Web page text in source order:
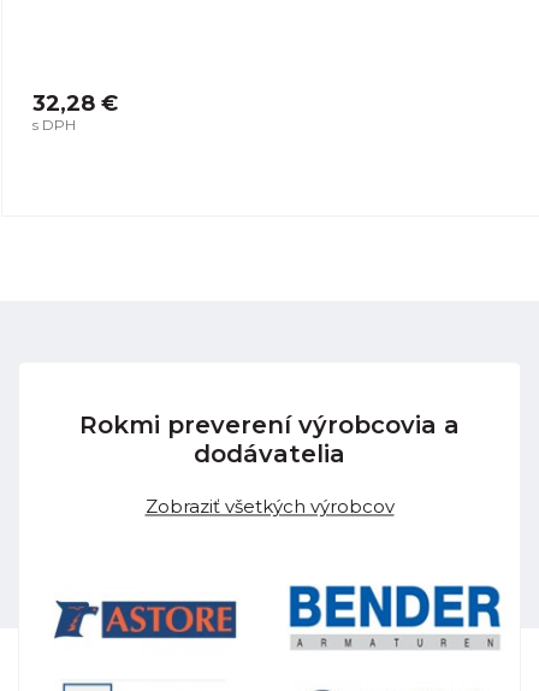
32,28 €
s DPH
Rokmi preverení výrobcovia a
dodávatelia
Zobraziť všetkých výrobcov